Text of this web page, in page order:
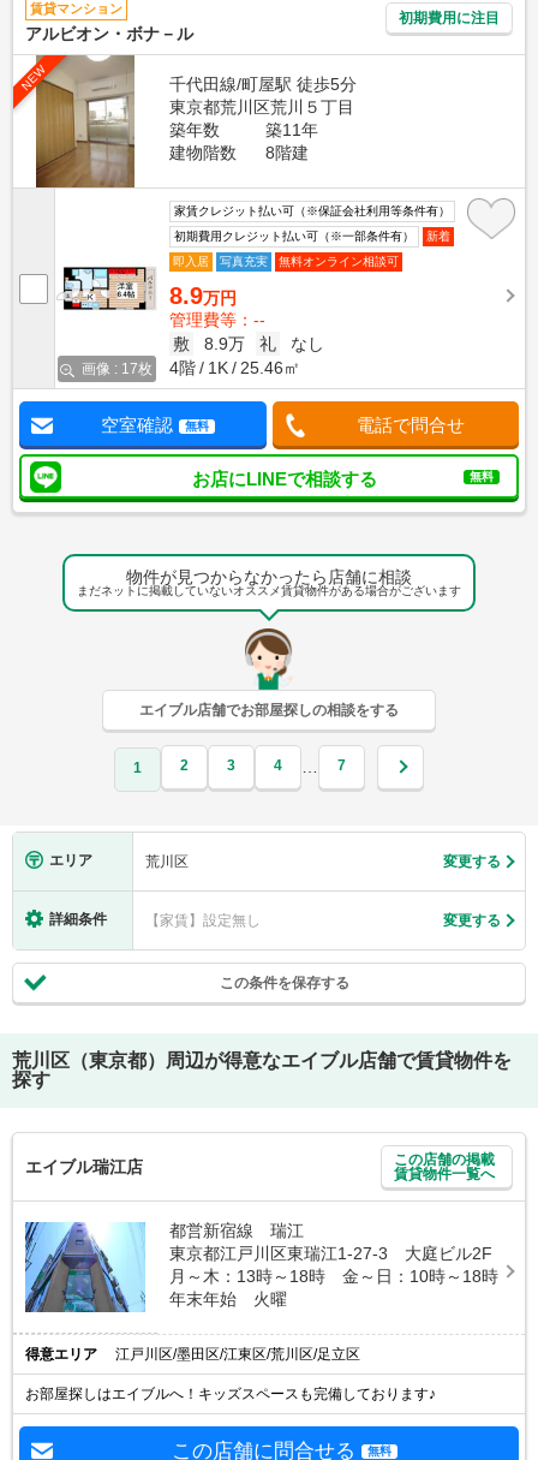
賃貸マンション
アルビオン・ボナ－ル
初期費用に注目
NEW
千代田線/町屋駅 徒歩5分
東京都荒川区荒川５丁目
築年数
築11年
建物階数
8階建
画像 : 17枚
家賃クレジット払い可（※保証会社利用等条件有）
初期費用クレジット払い可（※一部条件有）
新着
即入居
写真充実 無料オンライン相談可
8.9万円
管理費等：--
敷
8.9万 礼
なし
4階
1K 25.46㎡
空室確認 無料 電話で問合せ
お店にLINEで相談する 無料
物件が見つからなかったら店舗に相談
まだネットに掲載していないオススメ賃貸物件がある場合がございます
エイブル店舗でお部屋探しの相談をする
1 2 3 4 … 7
エリア 荒川区 変更する
詳細条件 【家賃】設定無し 変更する
この条件を保存する
荒川区（東京都）
周辺が得意なエイブル店舗で賃貸物件を
探す
エイブル瑞江店
この店舗の掲載
賃貸物件一覧へ
都営新宿線 瑞江
東京都江戸川区東瑞江1-27-3 大庭ビル2F
月～木：13時～18時 金～日：10時～18時
年末年始 火曜
得意エリア 江戸川区/墨田区/江東区/荒川区/足立区
お部屋探しはエイブルへ！キッズスペースも完備しております♪
この店舗に問合せる 無料